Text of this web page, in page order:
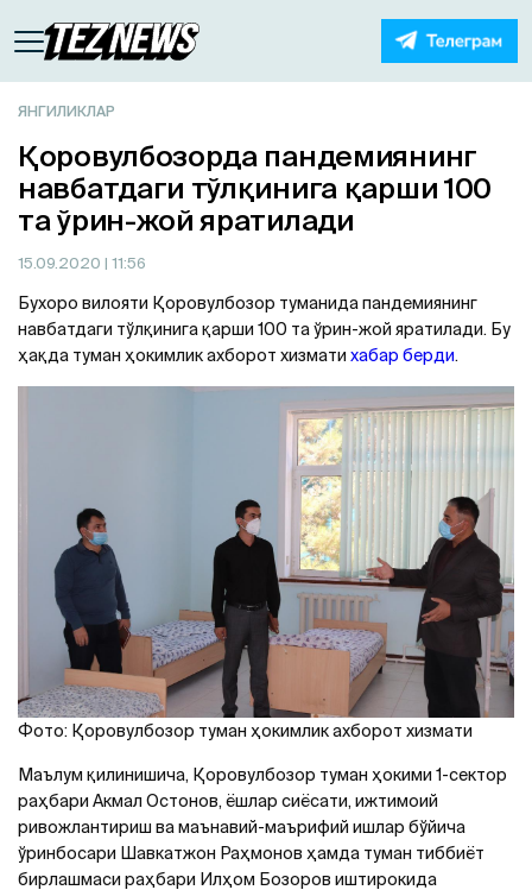
ЯНГИЛИКЛАР
Қоровулбозорда пандемиянинг
навбатдаги тўлқинига қарши 100
та ўрин-жой яратилади
15.09.2020 | 11:56
Бухоро вилояти Қоровулбозор туманида пандемиянинг
навбатдаги тўлқинига қарши 100 та ўрин-жой яратилади. Бу
ҳақда туман ҳокимлик ахборот хизмати хабар берди.
Фото: Қоровулбозор туман ҳокимлик ахборот хизмати
Маълум қилинишича, Қоровулбозор туман ҳокими 1-сектор
раҳбари Акмал Остонов, ёшлар сиёсати, ижтимоий
ривожлантириш ва маънавий-маърифий ишлар бўйича
ўринбосари Шавкатжон Раҳмонов ҳамда туман тиббиёт
бирлашмаси раҳбари Илҳом Бозоров иштирокида